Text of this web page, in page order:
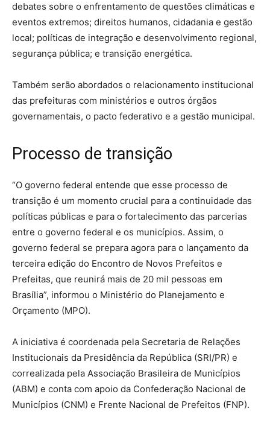
debates sobre o enfrentamento de questões climáticas e
eventos extremos; direitos humanos, cidadania e gestão
local; políticas de integração e desenvolvimento regional,
segurança pública; e transição energética.
Também serão abordados o relacionamento institucional
das prefeituras com ministérios e outros órgãos
governamentais, o pacto federativo e a gestão municipal.
Processo de transição
“O governo federal entende que esse processo de
transição é um momento crucial para a continuidade das
políticas públicas e para o fortalecimento das parcerias
entre o governo federal e os municípios. Assim, o
governo federal se prepara agora para o lançamento da
terceira edição do Encontro de Novos Prefeitos e
Prefeitas, que reunirá mais de 20 mil pessoas em
Brasília”, informou o Ministério do Planejamento e
Orçamento (MPO).
A iniciativa é coordenada pela Secretaria de Relações
Institucionais da Presidência da República (SRI/PR) e
correalizada pela Associação Brasileira de Municípios
(ABM) e conta com apoio da Confederação Nacional de
Municípios (CNM) e Frente Nacional de Prefeitos (FNP).